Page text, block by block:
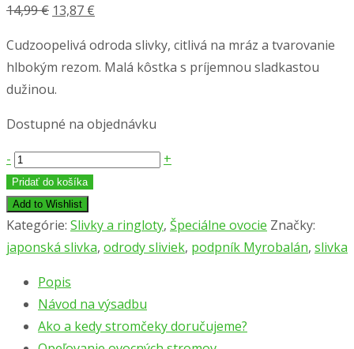
14,99€ Pôvodná
bola:
14,99 €.
13,87 €
je:
13,87 €.
Cudzoopelivá odroda slivky, citlivá na mráz a tvarovanie
hlbokým rezom. Malá kôstka s príjemnou sladkastou
dužinou.
Dostupné na objednávku
- množstvo
Japonská
slivka
´SANQUE
DI
podp.
Myrobalán
+
Pridať do košíka
Add to Wishlist
Kategórie: Slivky a ringloty, Špeciálne ovocie Značky:
japonská slivka, odrody sliviek, podpník Myrobalán, slivka
Popis
Návod na výsadbu
Ako a kedy stromčeky doručujeme?